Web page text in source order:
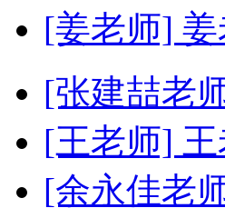
[姜老师]
[张建喆老
[王老师]
[余永佳老